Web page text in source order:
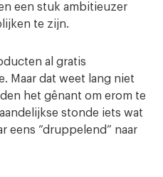
een stuk ambitieuzer
te zijn.
al gratis
Maar dat weet lang niet
het gênant om erom te
stonde iets wat
eens “druppelend” naar